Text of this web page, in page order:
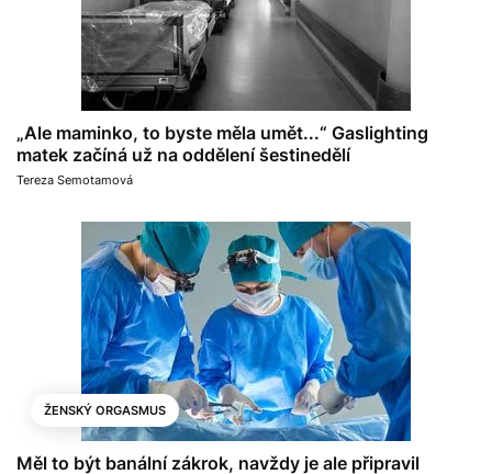
„Ale maminko, to byste měla umět...“ Gaslighting
matek začíná už na oddělení šestinedělí
Tereza Semotamová
ŽENSKÝ ORGASMUS
Měl to být banální zákrok, navždy je ale připravil